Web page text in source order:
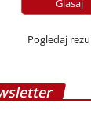
Pogledaj